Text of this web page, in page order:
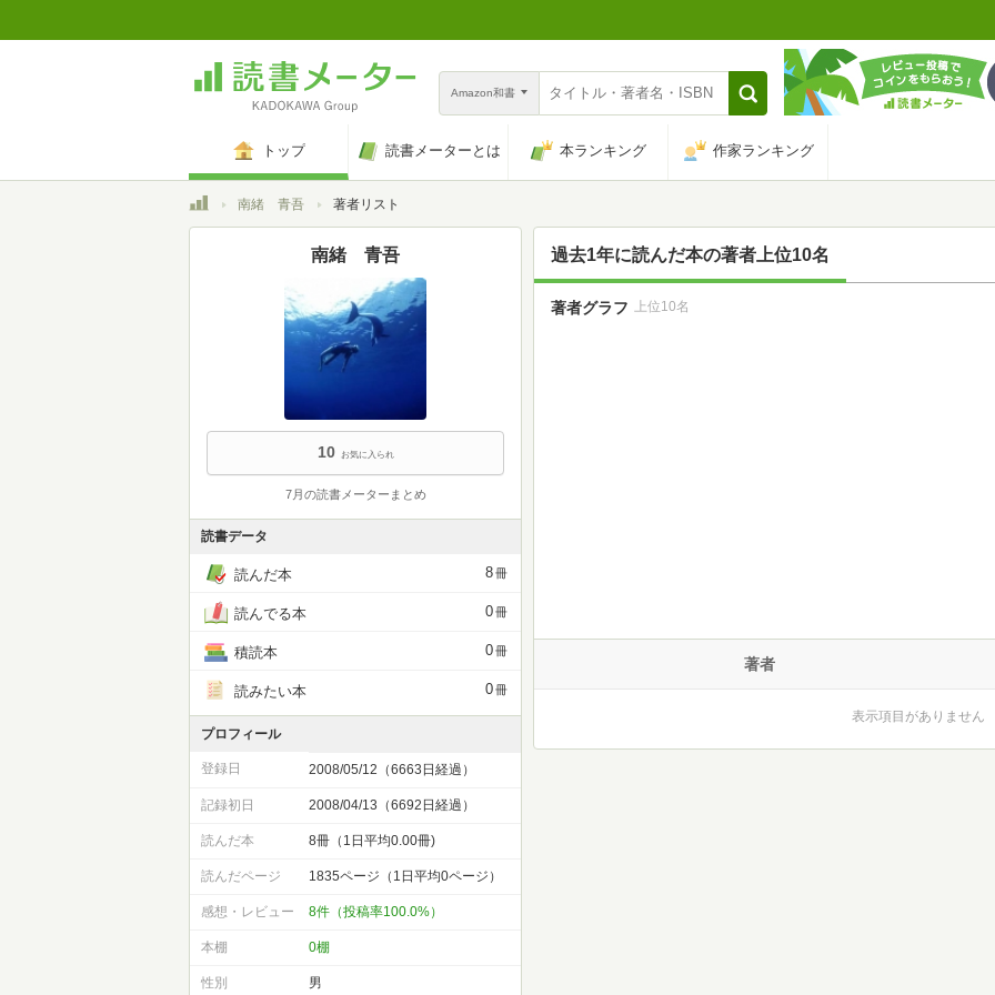
Amazon和書
トップ 読書メーターとは 本ランキング 作家ランキング
トップ南緒 青吾 著者リスト
南緒 青吾
10 お気に入られ
7月の読書メーターまとめ
読書データ
読んだ本 8冊
読んでる本 0冊
積読本 0冊
読みたい本 0冊
プロフィール
登録日 2008/05/12（6663日経過）
記録初日 2008/04/13（6692日経過）
読んだ本 8冊（1日平均0.00冊)
読んだページ 1835ページ（1日平均0ページ）
感想・レビュー 8件（投稿率100.0%）
本棚 0棚
性別 男
過去1年に読んだ本の著者上位10名
著者グラフ 上位10名
著者
表示項目がありません